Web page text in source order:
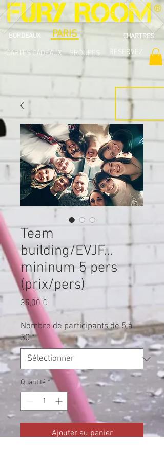
®
BORDEAUX PARIS CHARTRES
CARTES CADEAUX GROUPES RESERVEZ
Team
building/EVJF...
mininum 5 pers
(prix/pers)
35,00 €
Nombre de participants de 5 à
30 *
Quantité *
Ajouter au panier